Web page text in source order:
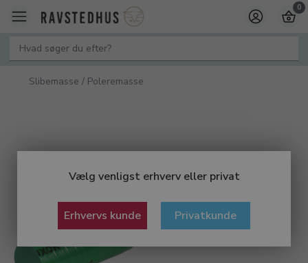
Vælg venligst erhverv eller privat
Erhvervs kunde Privatkunde
0
Slibemasse / Poleremasse